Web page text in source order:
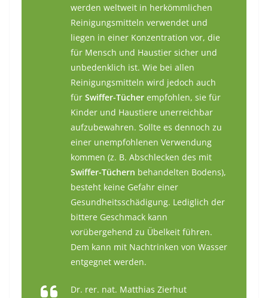
werden weltweit in herkömmlichen
Reinigungsmitteln verwendet und
liegen in einer Konzentration vor, die
für Mensch und Haustier sicher und
unbedenklich ist. Wie bei allen
Reinigungsmitteln wird jedoch auch
für Swiffer-Tücher empfohlen, sie für
Kinder und Haustiere unerreichbar
aufzubewahren. Sollte es dennoch zu
einer unempfohlenen Verwendung
kommen (z. B. Abschlecken des mit
Swiffer-Tüchern behandelten Bodens),
besteht keine Gefahr einer
Gesundheitsschädigung. Lediglich der
bittere Geschmack kann
vorübergehend zu Übelkeit führen.
Dem kann mit Nachtrinken von Wasser
entgegnet werden.
Dr. rer. nat. Matthias Zierhut